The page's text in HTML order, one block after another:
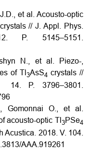
et al. Acousto-optic
// J. Appl. Phys.
5145–5151.
N., et al. Piezo-,
of Tl 3AsS4 crystals //
P. 3796–3801.
Gomonnai O., et al.
acousto-optic Tl 3PSe4
Acustica. 2018. V. 104.
AAA.919261